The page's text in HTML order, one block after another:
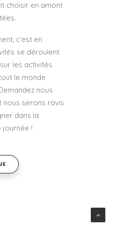
choisir en amont
c’est en
se déroulent
les activités
le monde
nous
nous serons ravis
dans la
journée !